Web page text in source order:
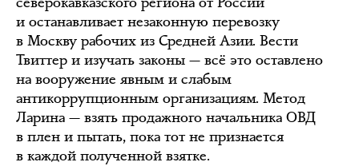
и останавливает незаконную перевозку
в Москву рабочих из Средней Азии. Вести
Твиттер и изучать законы — всё это оставлено
на вооружение явным и слабым
антикоррупционным организациям. Метод
Ларина — взять продажного начальника ОВД
в плен и пытать, пока тот не признается
в каждой полученной взятке.